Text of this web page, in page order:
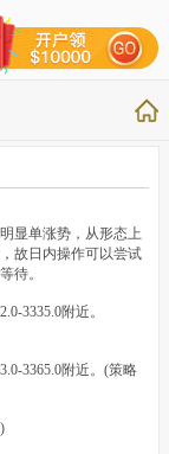
显单涨势，从形态上
故日内操作可以尝试
待。
3335.0附近。
3365.0附近。(策略